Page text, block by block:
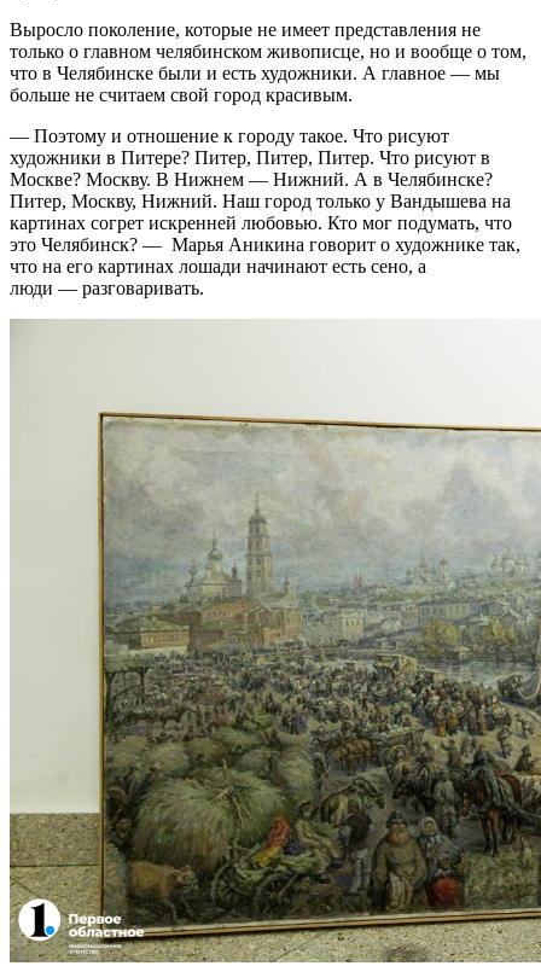
Выросло поколение, которые не имеет представления не
только о главном челябинском живописце, но и вообще о том,
что в Челябинске были и есть художники. А главное — мы
больше не считаем свой город красивым.
— Поэтому и отношение к городу такое. Что рисуют
художники в Питере? Питер, Питер, Питер. Что рисуют в
Москве? Москву. В Нижнем — Нижний. А в Челябинске?
Питер, Москву, Нижний. Наш город только у Вандышева на
картинах согрет искренней любовью. Кто мог подумать, что
это Челябинск? — Марья Аникина говорит о художнике так,
что на его картинах лошади начинают есть сено, а
люди — разговаривать.